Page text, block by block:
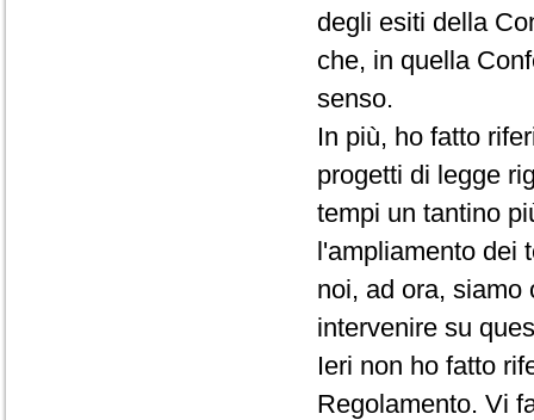
degli esiti della
che, in quella
senso.
In più, ho fatto
progetti di legge
tempi un tantino
l'ampliamento dei
noi, ad ora, siamo
intervenire su
Ieri non ho fatto
Regolamento. Vi